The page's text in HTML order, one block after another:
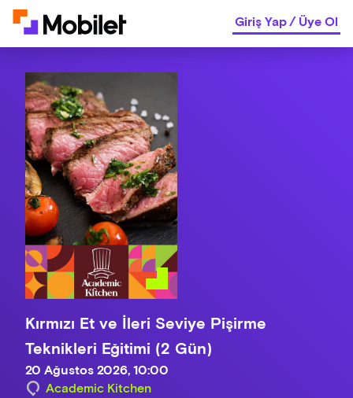
Giriş Yap/Üye Ol
Kırmızı Et ve İleri Seviye Pişirme
Teknikleri Eğitimi (2 Gün)
20 Ağustos 2026, 10:00
Academic Kitchen